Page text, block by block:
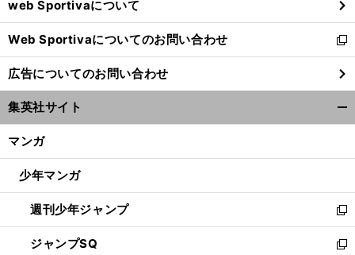
で
開
く
web Sportivaについて
Web Sportivaについてのお問い合わせ
新
し
い
ウ
ィ
ン
ウ
開
く
広告についてのお問い合わせ
集英社サイト
マンガ
少年マンガ
週刊少年ジャンプ
新
し
い
ジャンプSQ
新